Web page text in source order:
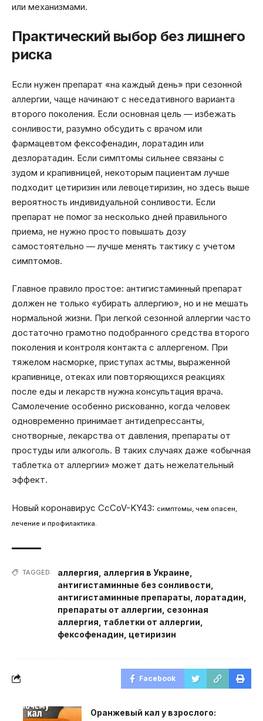
или механизмами.
Практический выбор без лишнего
риска
Если нужен препарат «на каждый день» при сезонной
аллергии, чаще начинают с неседативного варианта
второго поколения. Если основная цель — избежать
сонливости, разумно обсудить с врачом или
фармацевтом фексофенадин, лоратадин или
дезлоратадин. Если симптомы сильнее связаны с
зудом и крапивницей, некоторым пациентам лучше
подходит цетиризин или левоцетиризин, но здесь выше
вероятность индивидуальной сонливости. Если
препарат не помог за несколько дней правильного
приема, не нужно просто повышать дозу
самостоятельно — лучше менять тактику с учетом
симптомов.
Главное правило простое: антигистаминный препарат
должен не только «убирать аллергию», но и не мешать
нормальной жизни. При легкой сезонной аллергии часто
достаточно грамотно подобранного средства второго
поколения и контроля контакта с аллергеном. При
тяжелом насморке, приступах астмы, выраженной
крапивнице, отеках или повторяющихся реакциях
после еды и лекарств нужна консультация врача.
Самолечение особенно рискованно, когда человек
одновременно принимает антидепрессанты,
снотворные, лекарства от давления, препараты от
простуды или алкоголь. В таких случаях даже «обычная
таблетка от аллергии» может дать нежелательный
эффект.
Новый коронавирус CcCoV-KY43: симптомы, чем опасен,
лечение и профилактика.
TAGGED: аллергия аллергия в Украине
антигистаминные без сонливости
антигистаминные препараты лоратадин
препараты от аллергии сезонная
аллергия таблетки от аллергии
фексофенадин цетиризин
Facebook
Оранжевый кал у взрослого: